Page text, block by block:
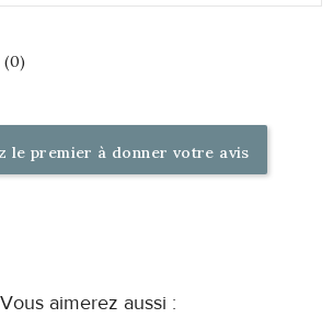
(0)
le premier à donner votre avis
Vous aimerez aussi :